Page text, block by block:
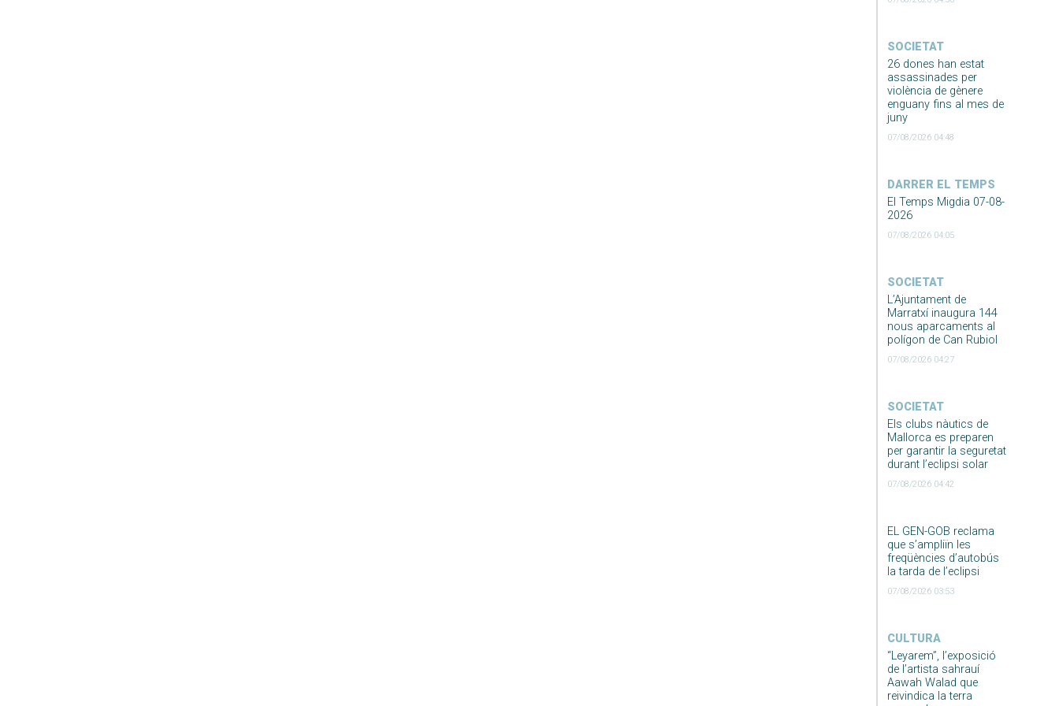
SOCIETAT
26 dones han estat
assassinades per
violència de gènere
enguany fins al mes de
juny
07/08/2026 04:48
DARRER EL TEMPS
El Temps Migdia 07-08-
2026
07/08/2026 04:05
SOCIETAT
L’Ajuntament de
Marratxí inaugura 144
nous aparcaments al
polígon de Can Rubiol
07/08/2026 04:27
SOCIETAT
Els clubs nàutics de
Mallorca es preparen
per garantir la seguretat
durant l’eclipsi solar
07/08/2026 04:42
EL GEN-GOB reclama
que s’ampliïn les
freqüències d’autobús
la tarda de l’eclipsi
07/08/2026 03:53
CULTURA
“Leyarem”, l’exposició
de l’artista sahrauí
Aawah Walad que
reivindica la terra